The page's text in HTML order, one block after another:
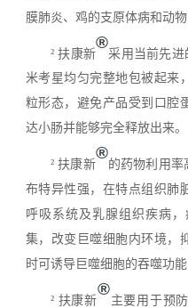
膜肺炎、鸡的支原体病和动物
²扶康新
®
采用当前先进
米考星均匀完整地包被起来
粒形态，避免产品受到口腔
达小肠并能够完全释放出来。
²扶康新
®
的药物利用率
布特异性强，在特点组织肺
呼吸系统及乳腺组织疾病
集，改变巨噬细胞内环境，
时可诱导巨噬细胞的吞噬功
² 扶康新
®
主要用于预